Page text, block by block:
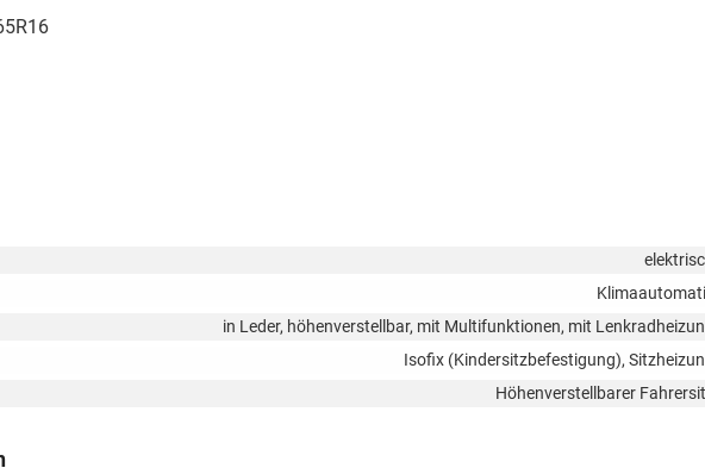
in Leder, höhenverstellbar, mit Multifunktionen, mit
Isofix (Kindersitzbefestigung),
Höhenverstellbarer